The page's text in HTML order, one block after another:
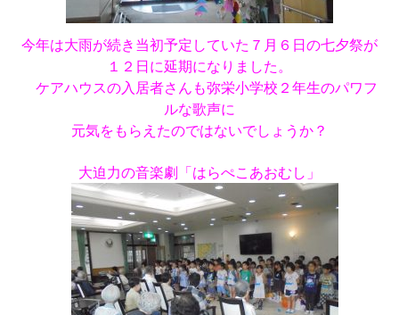
今年は大雨が続き当初予定していた７月６日の七夕祭が
１２日に延期になりました。
ケアハウスの入居者さんも弥栄小学校２年生のパワフ
ルな歌声に
元気をもらえたのではないでしょうか？
大迫力の音楽劇「はらぺこあおむし」